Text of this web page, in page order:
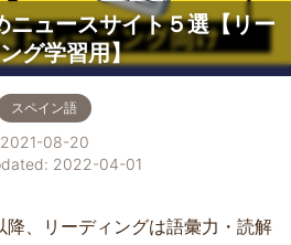
ニュースサイト５選【リー
グ学習用】
スペイン語
2021-08-20
2022-04-01
降、リーディングは語彙力・読解